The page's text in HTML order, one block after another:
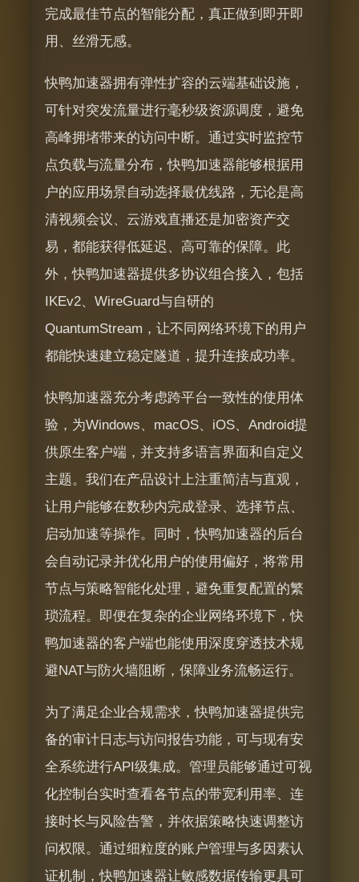
完成最佳节点的智能分配，真正做到即开即
用、丝滑无感。
快鸭加速器拥有弹性扩容的云端基础设施，
可针对突发流量进行毫秒级资源调度，避免
高峰拥堵带来的访问中断。通过实时监控节
点负载与流量分布，快鸭加速器能够根据用
户的应用场景自动选择最优线路，无论是高
清视频会议、云游戏直播还是加密资产交
易，都能获得低延迟、高可靠的保障。此
外，快鸭加速器提供多协议组合接入，包括
IKEv2、WireGuard与自研的
QuantumStream，让不同网络环境下的用户
都能快速建立稳定隧道，提升连接成功率。
快鸭加速器充分考虑跨平台一致性的使用体
验，为Windows、macOS、iOS、Android提
供原生客户端，并支持多语言界面和自定义
主题。我们在产品设计上注重简洁与直观，
让用户能够在数秒内完成登录、选择节点、
启动加速等操作。同时，快鸭加速器的后台
会自动记录并优化用户的使用偏好，将常用
节点与策略智能化处理，避免重复配置的繁
琐流程。即便在复杂的企业网络环境下，快
鸭加速器的客户端也能使用深度穿透技术规
避NAT与防火墙阻断，保障业务流畅运行。
为了满足企业合规需求，快鸭加速器提供完
备的审计日志与访问报告功能，可与现有安
全系统进行API级集成。管理员能够通过可视
化控制台实时查看各节点的带宽利用率、连
接时长与风险告警，并依据策略快速调整访
问权限。通过细粒度的账户管理与多因素认
证机制，快鸭加速器让敏感数据传输更具可